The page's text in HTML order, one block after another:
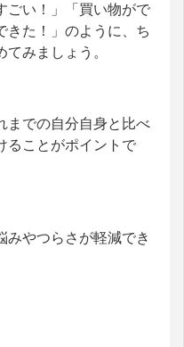
ごい！」「買い物がで
きた！」のように、ち
みましょう。
までの自分自身と比べ
ることがポイントで
みやつらさが軽減でき